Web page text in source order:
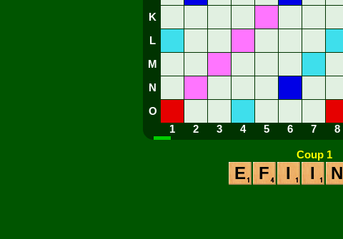
K
L
M
N
O
1
2 3 4 5 6 7 8
Coup 1
E F I I N